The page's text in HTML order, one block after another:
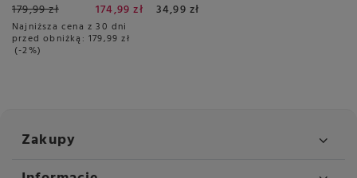
179,99 zł 174,99 zł
Najniższa cena z 30 dni
przed obniżką: 179,99 zł
-2%
34,99 zł
Zakupy